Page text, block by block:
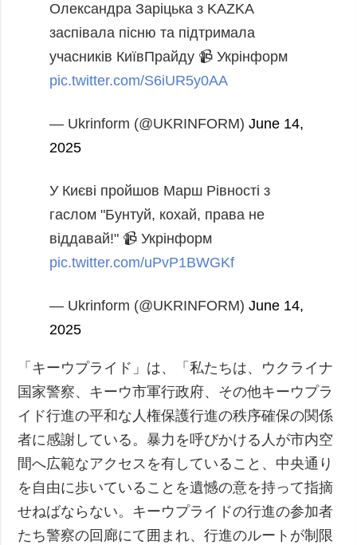
Олександра Заріцька з KAZKA
заспівала пісню та підтримала
учасників КиївПрайду 📹 Укрінформ
pic.twitter.com/S6iUR5y0AA
— Ukrinform (@UKRINFORM)June 14,
2025
У Києві пройшов Марш Рівності з
гаслом "Бунтуй, кохай, права не
віддавай!" 📹 Укрінформ
pic.twitter.com/uPvP1BWGKf
— Ukrinform (@UKRINFORM)June 14,
2025
「キーウプライド」は、「私たちは、ウクライナ
国家警察、キーウ市軍行政府、その他キーウプラ
イド行進の平和な人権保護行進の秩序確保の関係
者に感謝している。暴力を呼びかける人が市内空
間へ広範なアクセスを有していること、中央通り
を自由に歩いていることを遺憾の意を持って指摘
せねばならない。キーウプライドの行進の参加者
たち警察の回廊にて囲まれ、行進のルートが制限